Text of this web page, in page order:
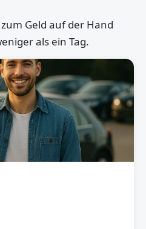
Geld auf der Hand
als ein Tag.